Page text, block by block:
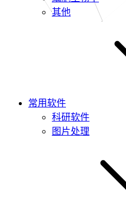
其他
常用软件
科研软件
图片处理